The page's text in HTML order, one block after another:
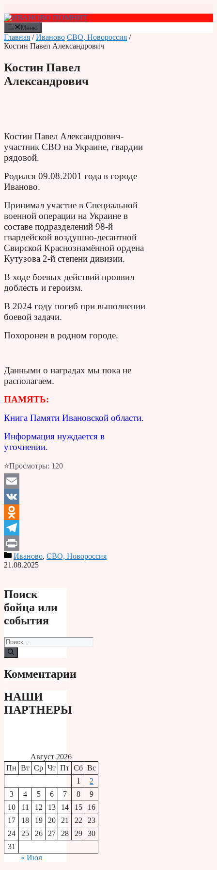
к
содержимому
Меню
Главная /Иваново СВО, Новороссия /
Костин Павел Александрович
Костин Павел
Александрович
Костин Павел Александрович-
участник СВО на Украине, гвардии
рядовой.
Родился 09.08.2001 года в городе
Иваново.
Принимал участие в Специальной
военной операции на Украине в
составе подразделений 98-й
гвардейской воздушно-десантной
Свирской Краснознамённой ордена
Кутузова 2-й степени дивизии.
В ходе боевых действий проявил
доблесть и героизм.
В 2024 году погиб при выполнении
боевой задачи.
Похоронен в родном городе.
Данными о наградах мы пока не
располагаем.
ПАМЯТЬ:
Книга Памяти Ивановской области.
Информация нуждается в
уточнении.
⭐Просмотры: 120
Email
VK
Odnoklassniki
Telegram
PrintИваново, СВО, Новороссия
21.08.2025
Поиск
бойца или
события
Поиск:
Комментарии
НАШИ
ПАРТНЕРЫ
Август 2026
Пн Вт Ср Чт Пт Сб Вс
1
2
3
4 5 6 7 8
9
10
11 12 13 14 15
16
17
18 19 20 21 22
23
24
25 26 27 28 29
30
31
« Июл